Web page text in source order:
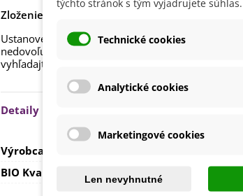
Zloženie:
Ustanovenie nariadenia Európskeho parlamentu
nedovoľuje informovať vás o ďalších pozitívnych
vyhľadajte vo voľne dostupných zdrojoch na
Detaily produktu
Výrobca
BIO Kvalita
Technické cookies
Analytické cookies
Marketingové cookies
Len nevyhnutné